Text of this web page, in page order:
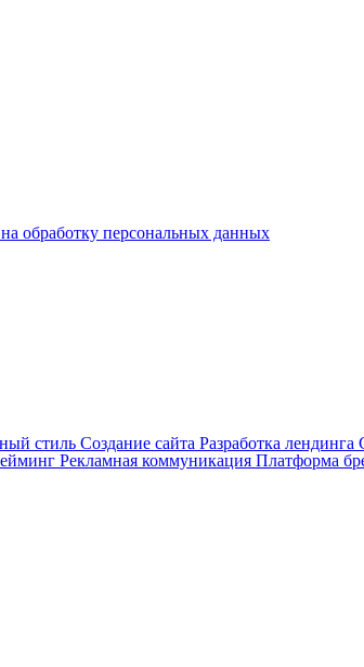
на обработку персональных данных
стиль Создание сайта Разработка лендинга
Рекламная коммуникация Платформа